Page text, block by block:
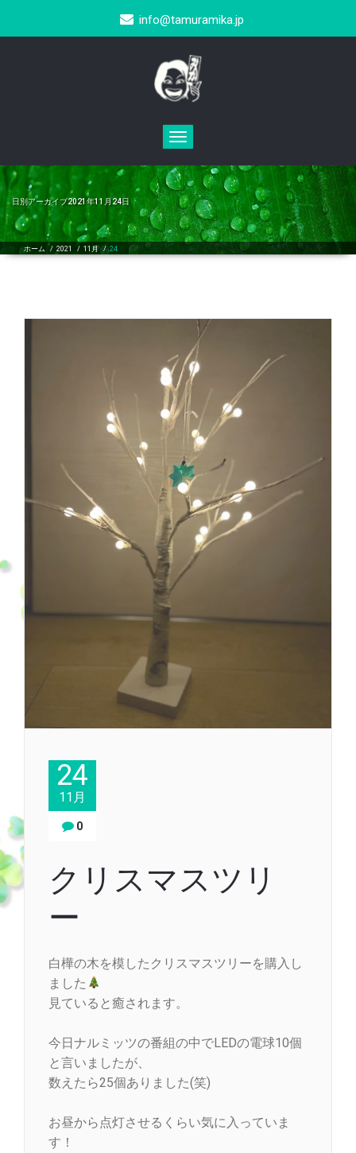
info@tamuramika.jp
Toggle
navigation
日別アーカイブ2021年11月24日
ホーム / 2021 / 11月/24
24
11月
0
クリスマスツリ
ー
白樺の木を模したクリスマスツリーを購入し
ました
見ていると癒されます。
今日ナルミッツの番組の中でLEDの電球10個
と言いましたが、
数えたら25個ありました(笑)
お昼から点灯させるくらい気に入っていま
す！